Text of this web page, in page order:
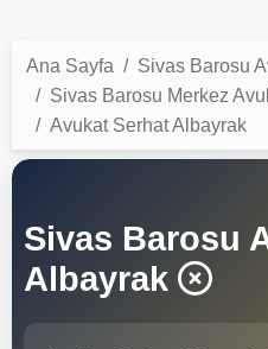
Ana Sayfa
Sivas Barosu
Sivas Barosu Merkez
Avukat Serhat Albayrak
Sivas Barosu
Albayrak